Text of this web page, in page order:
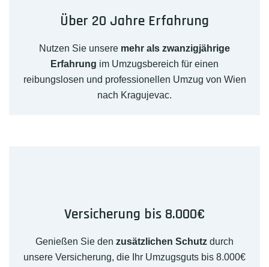
Über 20 Jahre Erfahrung
Nutzen Sie unsere mehr als zwanzigjährige
Erfahrung im Umzugsbereich für einen
reibungslosen und professionellen Umzug von Wien
nach Kragujevac.
Versicherung bis 8.000€
Genießen Sie den zusätzlichen Schutz durch
unsere Versicherung, die Ihr Umzugsguts bis 8.000€